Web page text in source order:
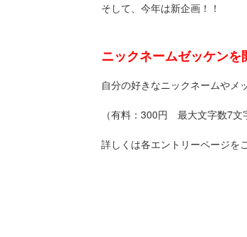
そして、今年は新企画！！
ニックネームゼッケンを
自分の好きなニックネームやメ
（有料：300円 最大文字数7文
詳しくは各エントリーページを